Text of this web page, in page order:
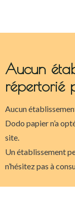
Aucun
répertorié
Aucun
Dodo papier n’a
site.
Un établissement
n’hésitez pas à